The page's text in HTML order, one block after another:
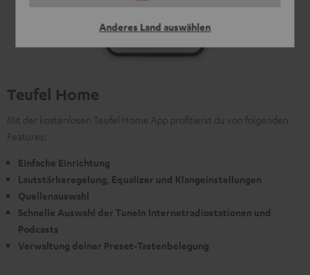
Anderes Land auswählen
Teufel Home
Mit der kostenlosen Teufel Home App profitierst du von folgenden
Features:
Einfache Einrichtung
Lautstärkeregelung, Equalizer und Klangeinstellungen
Quellenauswahl
Schnelle Auswahl der TuneIn Internetradiostationen und
Podcasts
Verwaltung deiner Preset-Tastenbelegung